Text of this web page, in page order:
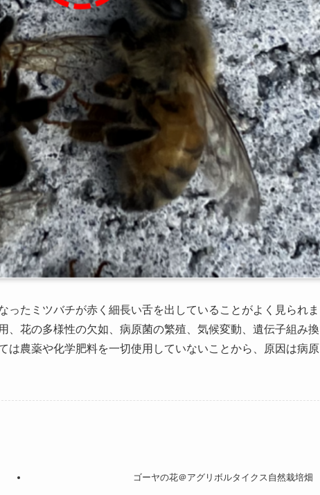
たミツバチが赤く細長い舌を出していることがよく見られま
花の多様性の欠如、病原菌の繁殖、気候変動、遺伝子組み換
は農薬や化学肥料を一切使用していないことから、原因は病原
ゴーヤの花＠アグリボルタイクス自然栽培畑